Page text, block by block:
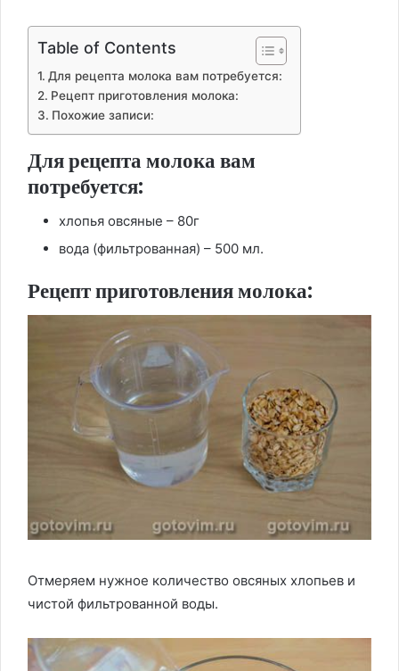
Table of Contents
Для рецепта молока вам потребуется:
Рецепт приготовления молока:
Похожие записи:
Для рецепта молока вам
потребуется:
хлопья овсяные – 80г
вода (фильтрованная) – 500 мл.
Рецепт приготовления молока:
Отмеряем нужное количество овсяных хлопьев и
чистой фильтрованной воды.